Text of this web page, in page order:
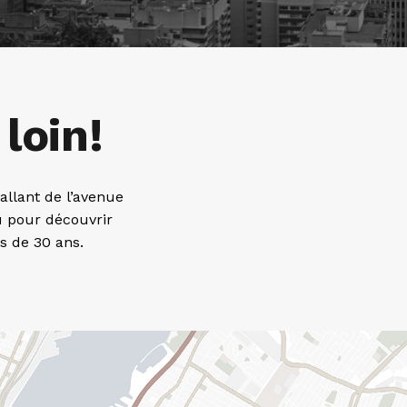
de l’avenue
pour découvrir
de 30 ans.